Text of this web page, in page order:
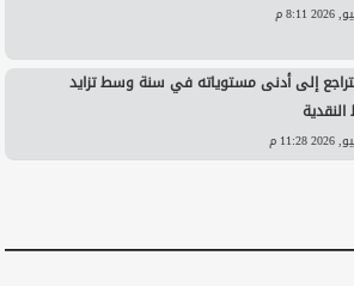
إلى أدنى مستوياته في سنة وسط تزايد